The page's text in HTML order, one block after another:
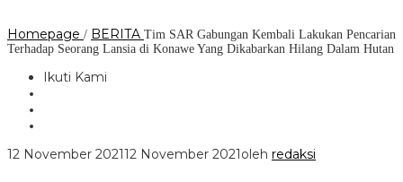
Homepage / BERITA Tim SAR Gabungan Kembali Lakukan Pencarian
Terhadap Seorang Lansia di Konawe Yang Dikabarkan Hilang Dalam Hutan
Ikuti Kami
12 November 202112 November 2021oleh redaksi